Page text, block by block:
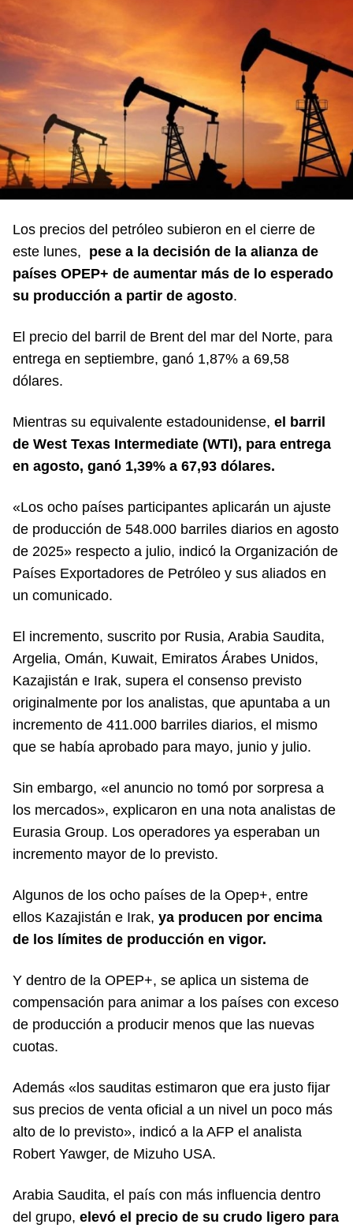
Los precios del petróleo subieron en el cierre de
este lunes, pese a la decisión de la alianza de
países OPEP+ de aumentar más de lo esperado
su producción a partir de agosto.
El precio del barril de Brent del mar del Norte, para
entrega en septiembre, ganó 1,87% a 69,58
dólares.
Mientras su equivalente estadounidense, el barril
de West Texas Intermediate (WTI), para entrega
en agosto, ganó 1,39% a 67,93 dólares.
«Los ocho países participantes aplicarán un ajuste
de producción de 548.000 barriles diarios en agosto
de 2025» respecto a julio, indicó la Organización de
Países Exportadores de Petróleo y sus aliados en
un comunicado.
El incremento, suscrito por Rusia, Arabia Saudita,
Argelia, Omán, Kuwait, Emiratos Árabes Unidos,
Kazajistán e Irak, supera el consenso previsto
originalmente por los analistas, que apuntaba a un
incremento de 411.000 barriles diarios, el mismo
que se había aprobado para mayo, junio y julio.
Sin embargo, «el anuncio no tomó por sorpresa a
los mercados», explicaron en una nota analistas de
Eurasia Group. Los operadores ya esperaban un
incremento mayor de lo previsto.
Algunos de los ocho países de la Opep+, entre
ellos Kazajistán e Irak, ya producen por encima
de los límites de producción en vigor.
Y dentro de la OPEP+, se aplica un sistema de
compensación para animar a los países con exceso
de producción a producir menos que las nuevas
cuotas.
Además «los sauditas estimaron que era justo fijar
sus precios de venta oficial a un nivel un poco más
alto de lo previsto», indicó a la AFP el analista
Robert Yawger, de Mizuho USA.
Arabia Saudita, el país con más influencia dentro
del grupo, elevó el precio de su crudo ligero para